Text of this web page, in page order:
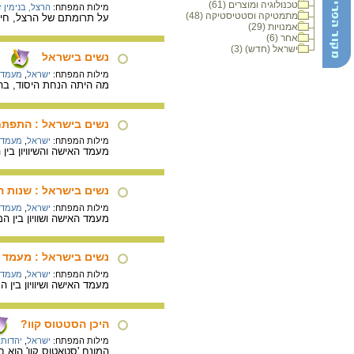
טכנולוגיה ומוצרים (61)
מתמטיקה וסטטיסטיקה (48)
אמנויות (29)
אחר (6)
ישראל (חדש) (3)
מילות המפתח: הרצל, בנימין
על תרומתם של הרצל, חיים
נשים בישראל
מילות המפתח: ישראל
מה היתה הנחת היסוד,
נשים בישראל :
מילות המפתח: ישראל
מעמד האישה והשיוויון
נשים בישראל :
מילות המפתח: ישראל
מעמד האישה ושוויון
נשים בישראל : מעמד
מילות המפתח: ישראל
מעמד האישה ושיוויון
היכן הסטטוס קוו?
מילות המפתח: ישראל יהדות